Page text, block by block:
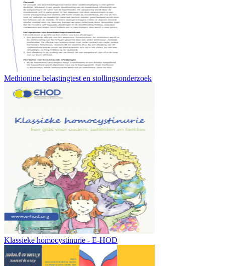
Methionine belastingtest en stollingsonderzoek
Klassieke homocystinurie - E-HOD